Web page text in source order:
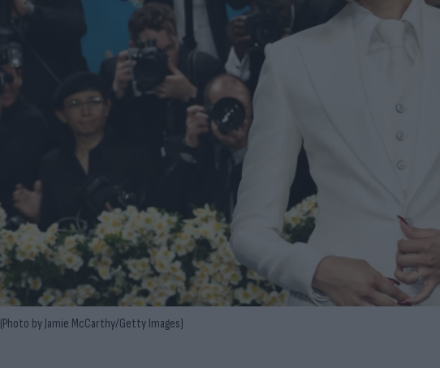
(Photo by Jamie McCarthy/Getty Images)